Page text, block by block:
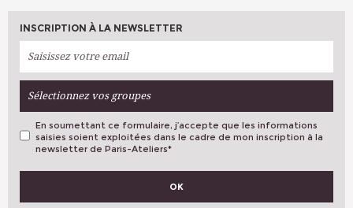
INSCRIPTION À LA NEWSLETTER
Sélectionnez vos groupes
VOS PRÉFÉRENCES
En soumettant ce formulaire, j’accepte que les informations
saisies soient exploitées dans le cadre de mon inscription à la
newsletter de Paris-Ateliers*
OK